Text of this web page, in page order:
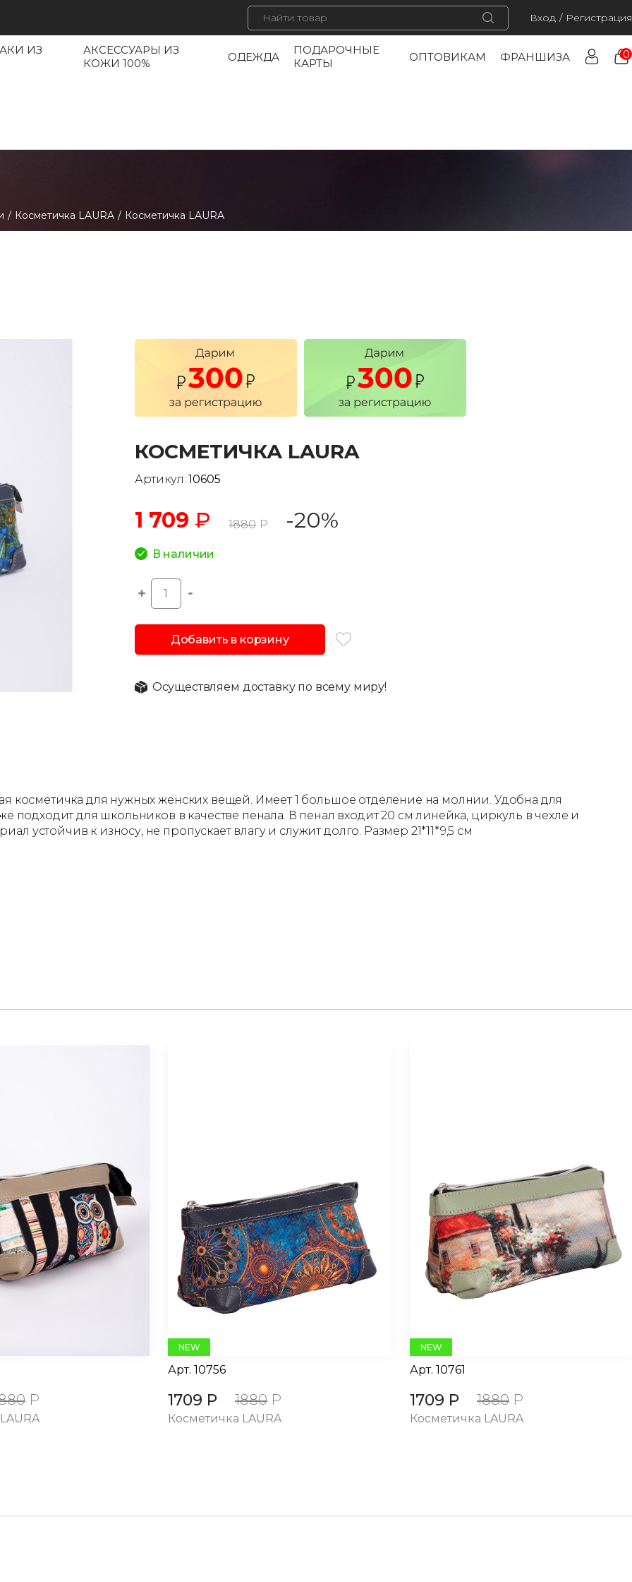
Вход / Регистрация
ИЗ
АКСЕССУАРЫ ИЗ
КОЖИ 100%
ОДЕЖДА
ПОДАРОЧНЫЕ
КАРТЫ
ОПТОВИКАМ ФРАНШИЗА 0
/ Косметичка LAURA / Косметичка LAURA
КОСМЕТИЧКА LAURA
Артикул: 10605
1 709 ₽ 1880 Р -20%
В наличии
Добавить в корзину
Осуществляем доставку по всему миру!
косметичка для нужных женских вещей. Имеет 1 большое отделение на молнии. Удобна для
подходит для школьников в качестве пенала. В пенал входит 20 см линейка, циркуль в чехле и
устойчив к износу, не пропускает влагу и служит долго. Размер 21*11*9,5 см
Р
NEW
Арт. 10756
1709 Р 1880 Р
Косметичка LAURA
NEW
Арт. 10761
1709 Р 1880 Р
Косметичка LAURA